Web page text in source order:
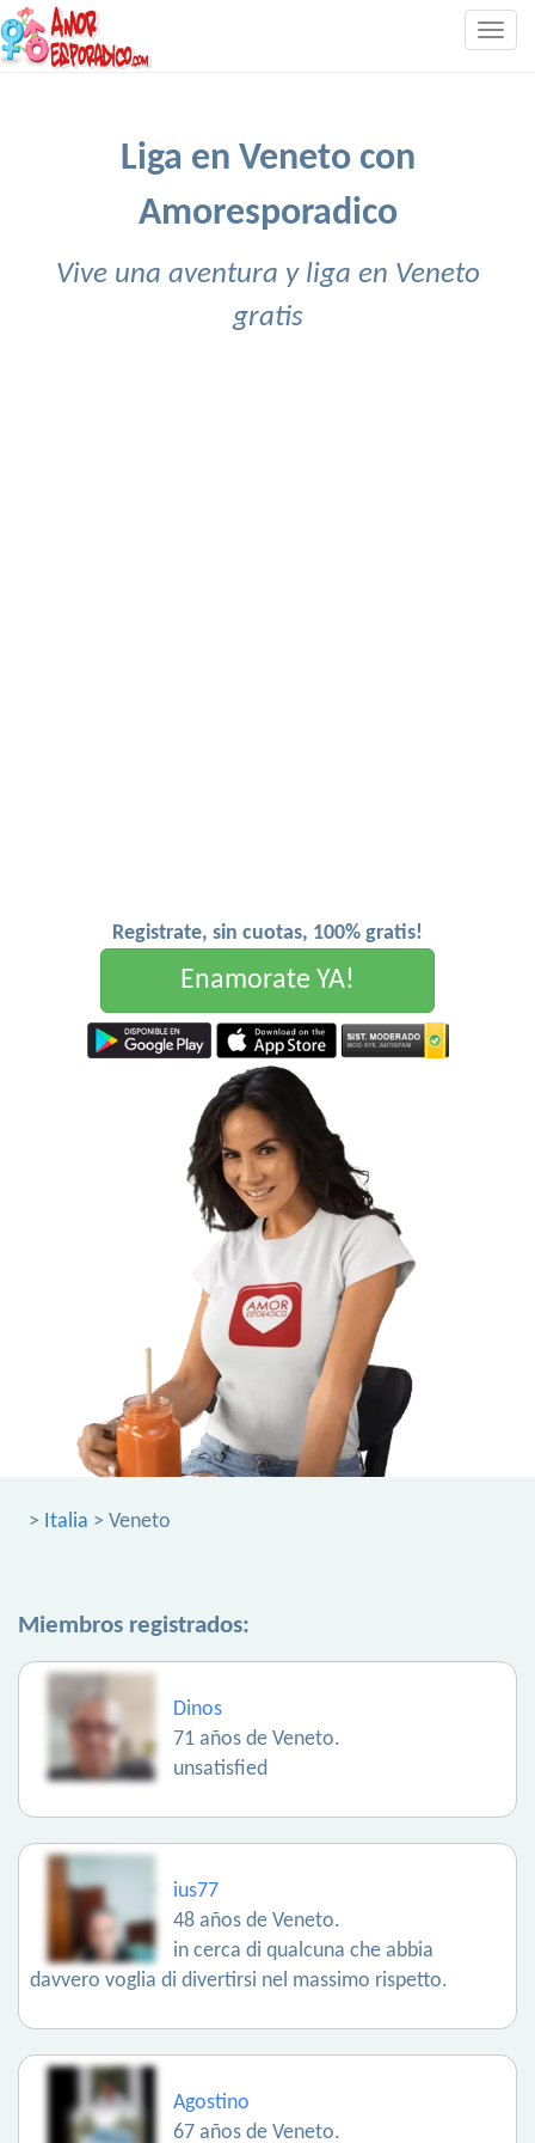
Liga en Veneto con
Amoresporadico
Vive una aventura y liga en Veneto
gratis
Registrate, sin cuotas, 100% gratis!
Enamorate YA!
> Italia > Veneto
Miembros registrados:
Dinos
71 años de Veneto.
unsatisfied
ius77
48 años de Veneto.
in cerca di qualcuna che abbia
davvero voglia di divertirsi nel massimo rispetto.
Agostino
67 años de Veneto.